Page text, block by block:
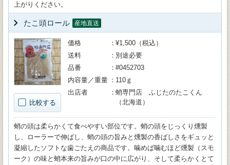
上がりください。
たこ頭ロール 産地直送
比較する
価格
¥1,500（税込）
送料
別途必要
品番
#0452703
内容量／重量
110ｇ
出店者
蛸専門店 ふじたのたこくん
（北海道）
蛸の頭は柔らかくて食べやすい部位です。蛸の頭をじっくり燻製
し、ローラーで伸ばし、蛸の頭の旨みと燻製の香ばしさをギュッと
凝縮したソフトな歯ごたえの商品です。噛めば噛むほど燻製（スモ
ーク）の味と蛸本来の旨みが口の中に広がり、そして柔らかくとて